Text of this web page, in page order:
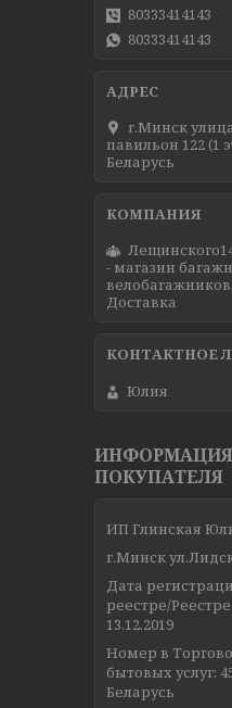
80333414143
80333414143
г.Минск
павильон 122 (1
Беларусь
- магазин
Доставка
Юлия
ПОКУПАТЕЛЯ
ИП Глинская
г.Минск
Дата
реестре/
13.12.2019
Номер в
бытовых услуг:
Беларусь